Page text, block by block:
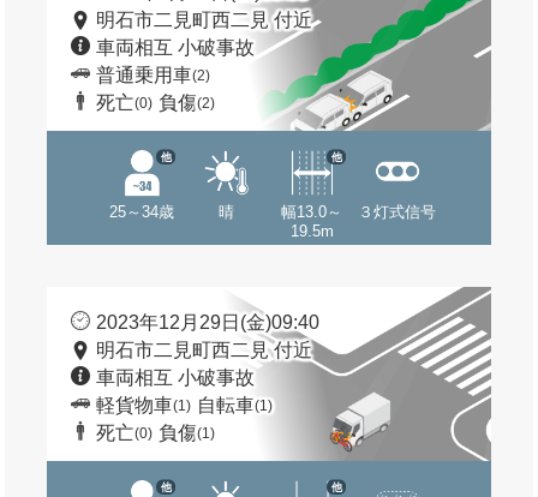
明石市二見町西二見 付近
車両相互 小破事故
普通乗用車(2)
死亡(0) 負傷(2)
25～34歳
他
晴
幅13.0～
19.5m
他
３灯式信号
2023年12月29日(金)09:40
明石市二見町西二見 付近
車両相互 小破事故
軽貨物車(1) 自転車(1)
死亡(0) 負傷(1)
他 他